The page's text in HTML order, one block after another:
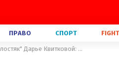
ПРАВО СПОРТ FIGHT
Телеведущий Никита Добрынин признался финалистке шоу "Холостяк" Дарье Квитковой: фото